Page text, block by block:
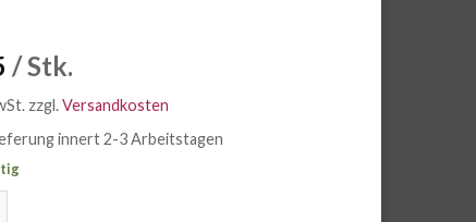
/ Stk.
zzgl.Versandkosten
innert 2-3 Arbeitstagen